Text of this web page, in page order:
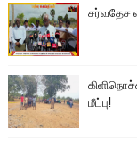
சர்வதேச
மீட்பு!